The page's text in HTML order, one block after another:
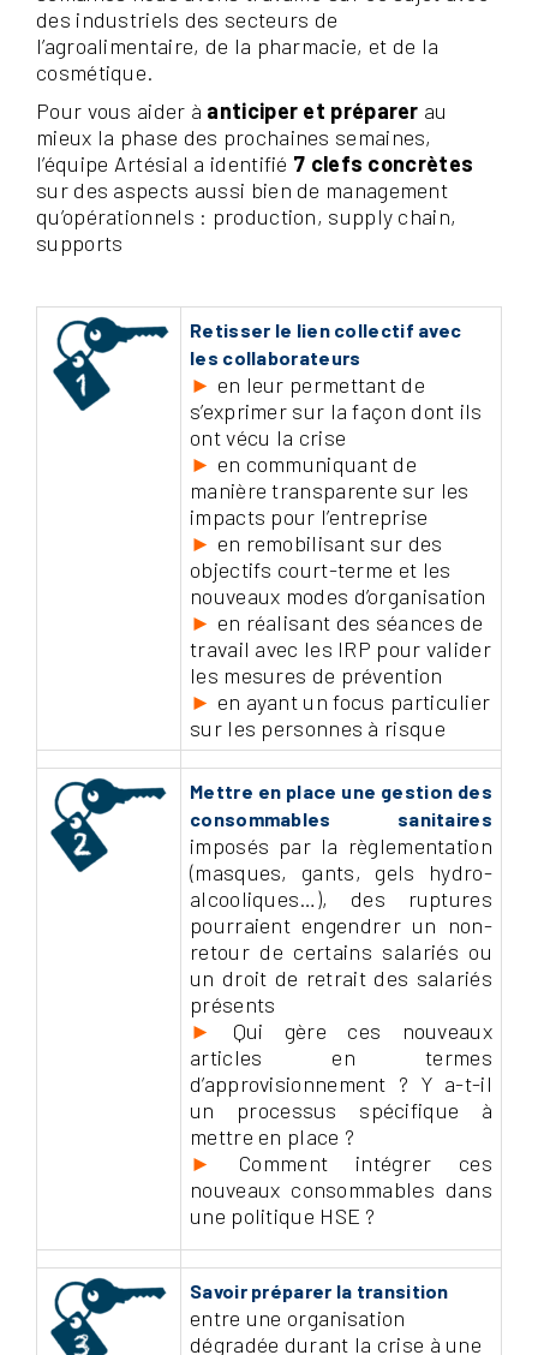
des industriels des secteurs de
l’agroalimentaire, de la pharmacie, et de la
cosmétique.
Pour vous aider à anticiper et préparer au
mieux la phase des prochaines semaines,
l’équipe Artésial a identifié 7 clefs concrètes
sur des aspects aussi bien de management
qu’opérationnels : production, supply chain,
supports
Retisser le lien collectif avec
les collaborateurs
► en leur permettant de
s’exprimer sur la façon dont ils
ont vécu la crise
► en communiquant de
manière transparente sur les
impacts pour l’entreprise
► en remobilisant sur des
objectifs court-terme et les
nouveaux modes d’organisation
► en réalisant des séances de
travail avec les IRP pour valider
les mesures de prévention
► en ayant un focus particulier
sur les personnes à risque
Mettre en place une gestion des
consommables sanitaires
imposés par la règlementation
(masques, gants, gels hydro-
alcooliques…), des ruptures
pourraient engendrer un non-
retour de certains salariés ou
un droit de retrait des salariés
présents
►
Qui gère ces nouveaux
articles en termes
d’approvisionnement ? Y a-t-il
un processus spécifique à
mettre en place ?
►
Comment intégrer ces
nouveaux consommables dans
une politique HSE ?
Savoir préparer la transition
entre une organisation
dégradée durant la crise à une